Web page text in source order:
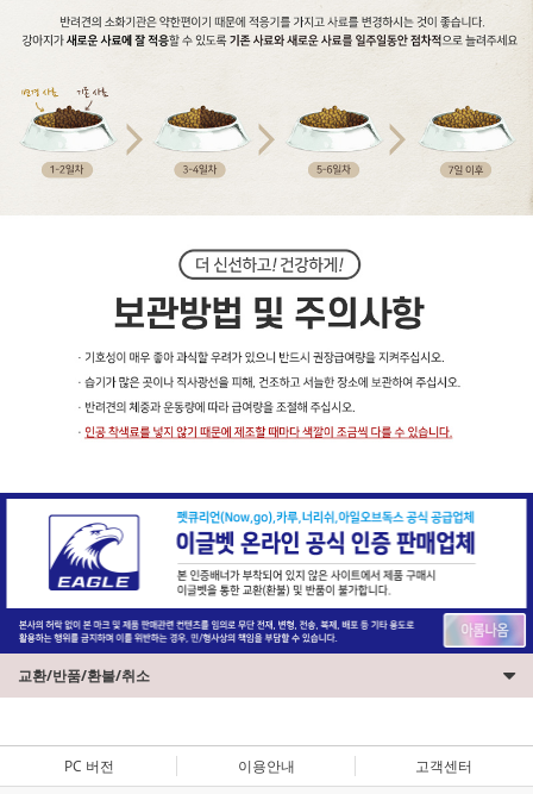
교환/반품/환불/취소
PC 버전 이용안내 고객센터